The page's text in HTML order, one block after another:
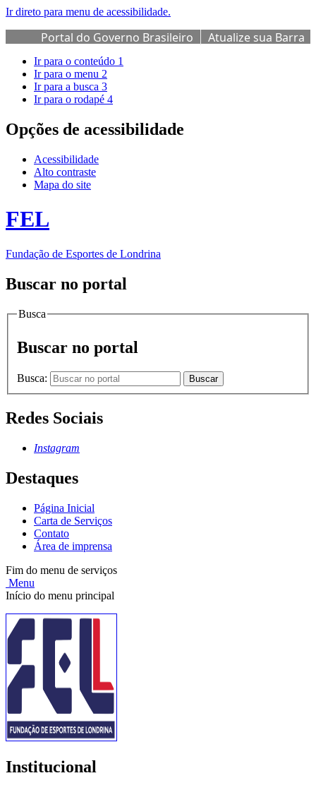
Ir direto para menu de acessibilidade.
Portal do Governo Brasileiro
Atualize sua Barra
de Governo
Ir para o conteúdo 1
Ir para o menu 2
Ir para a busca 3
Ir para o rodapé 4
Opções de acessibilidade
Acessibilidade
Alto contraste
Mapa do site
FEL
Fundação de Esportes de Londrina
Buscar no portal
Busca
Buscar no portal
Busca: Buscar
Redes Sociais
Instagram
Destaques
Página Inicial
Carta de Serviços
Contato
Área de imprensa
Fim do menu de serviços
Menu
Início do menu principal
Institucional